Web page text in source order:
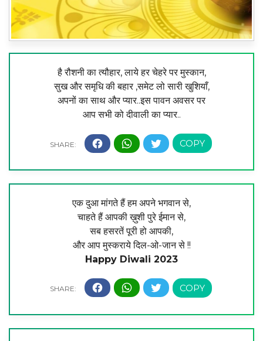
है रौशनी का त्यौहार, लाये हर चेहरे पर मुस्कान,
सुख और समृधि की बहार ,समेट लो सारी खुशियाँ,
अपनों का साथ और प्यार..इस पावन अवसर पर
आप सभी को दीवाली का प्यार..
एक दुआ मांगते हैं हम अपने भगवान से,
चाहते हैं आपकी ख़ुशी पुरे ईमान से,
सब हसरतें पूरी हो आपकी,
और आप मुस्कराये दिल-ओ-जान से !!
Happy Diwali 2023